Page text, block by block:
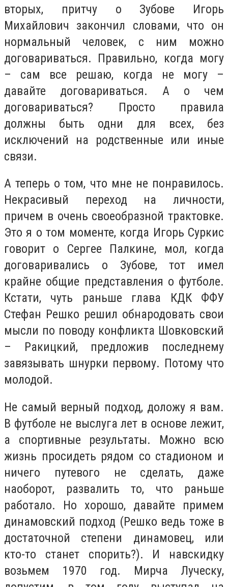
вторых, притчу о Зубове Игорь
Михайлович закончил словами, что он
нормальный человек, с ним можно
договариваться. Правильно, когда могу
– сам все решаю, когда не могу –
давайте договариваться. А о чем
договариваться? Просто правила
должны быть одни для всех, без
исключений на родственные или иные
связи.
А теперь о том, что мне не понравилось.
Некрасивый переход на личности,
причем в очень своеобразной трактовке.
Это я о том моменте, когда Игорь Суркис
говорит о Сергее Палкине, мол, когда
договаривались о Зубове, тот имел
крайне общие представления о футболе.
Кстати, чуть раньше глава КДК ФФУ
Стефан Решко решил обнародовать свои
мысли по поводу конфликта Шовковский
– Ракицкий, предложив последнему
завязывать шнурки первому. Потому что
молодой.
Не самый верный подход, доложу я вам.
В футболе не выслуга лет в основе лежит,
а спортивные результаты. Можно всю
жизнь просидеть рядом со стадионом и
ничего путевого не сделать, даже
наоборот, развалить то, что раньше
работало. Но хорошо, давайте примем
динамовский подход (Решко ведь тоже в
достаточной степени динамовец, или
кто-то станет спорить?). И навскидку
возьмем 1970 год. Мирча Луческу,